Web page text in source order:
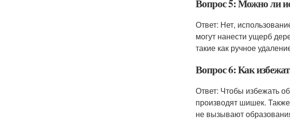
Вопрос 5: Можно ли
Ответ: Нет,
могут нанести ущерб
такие как ручное
Вопрос 6: Как
Ответ: Чтобы избежать
производят шишек.
не вызывают